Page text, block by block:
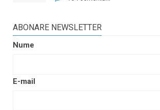
ABONARE NEWSLETTER
Nume
E-mail